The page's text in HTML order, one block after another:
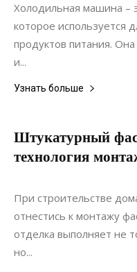
Холодильная машина –
которое используется
продуктов питания.
и...
Узнать больше
Штукатурный
технология
13.02.2021
При строительстве
отнестись к монтажу
отделка выполняет не
но...